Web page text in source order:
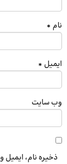
نام *
ایمیل *
وب‌ سایت
ذخیره نام، ایمیل